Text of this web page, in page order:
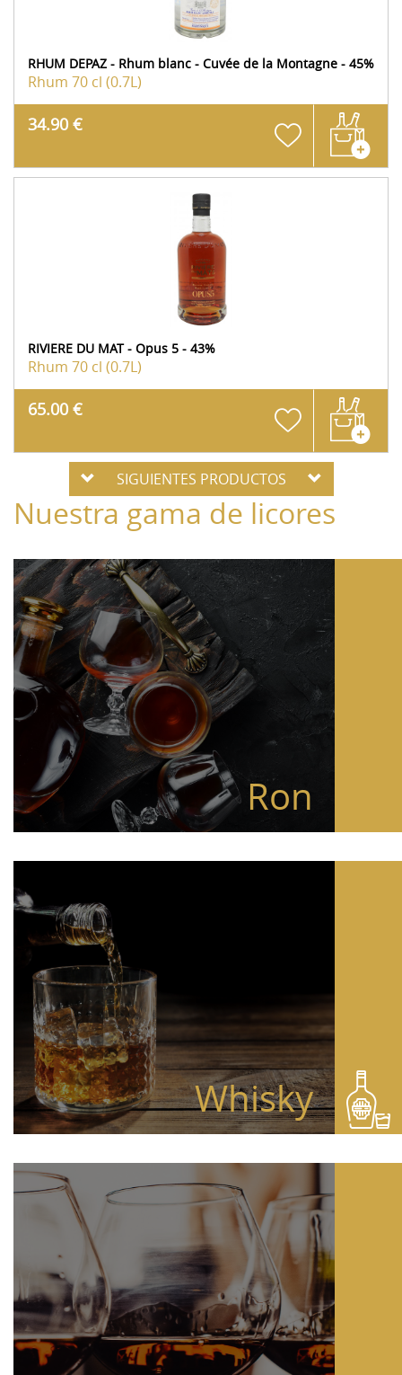
RHUM DEPAZ - Rhum blanc - Cuvée de la Montagne - 45%
Rhum 70 cl (0.7L)
34.90 €
RIVIERE DU MAT - Opus 5 - 43%
Rhum 70 cl (0.7L)
65.00 €
SIGUIENTES PRODUCTOS
Nuestra gama de licores
Ron
Whisky